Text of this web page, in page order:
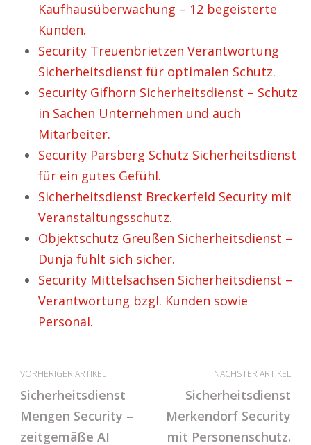
Kaufhausüberwachung – 12 begeisterte
Kunden.
Security Treuenbrietzen Verantwortung
Sicherheitsdienst für optimalen Schutz.
Security Gifhorn Sicherheitsdienst – Schutz
in Sachen Unternehmen und auch
Mitarbeiter.
Security Parsberg Schutz Sicherheitsdienst
für ein gutes Gefühl.
Sicherheitsdienst Breckerfeld Security mit
Veranstaltungsschutz.
Objektschutz Greußen Sicherheitsdienst –
Dunja fühlt sich sicher.
Security Mittelsachsen Sicherheitsdienst –
Verantwortung bzgl. Kunden sowie
Personal.
VORHERIGER ARTIKEL
Sicherheitsdienst
Mengen Security –
zeitgemäße AI
NÄCHSTER ARTIKEL
Sicherheitsdienst
Merkendorf Security
mit Personenschutz.